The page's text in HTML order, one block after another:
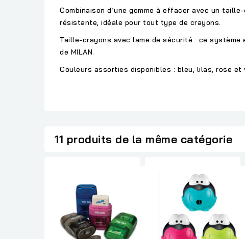
Combinaison d’une gomme à effacer avec un
résistante, idéale pour tout type de crayons.
Taille-crayons avec lame de sécurité : ce
de MILAN.
Couleurs assorties disponibles : bleu, lilas, rose et
11 produits de la même catégorie